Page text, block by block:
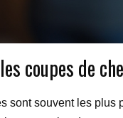
coupes de
sont souvent les plus